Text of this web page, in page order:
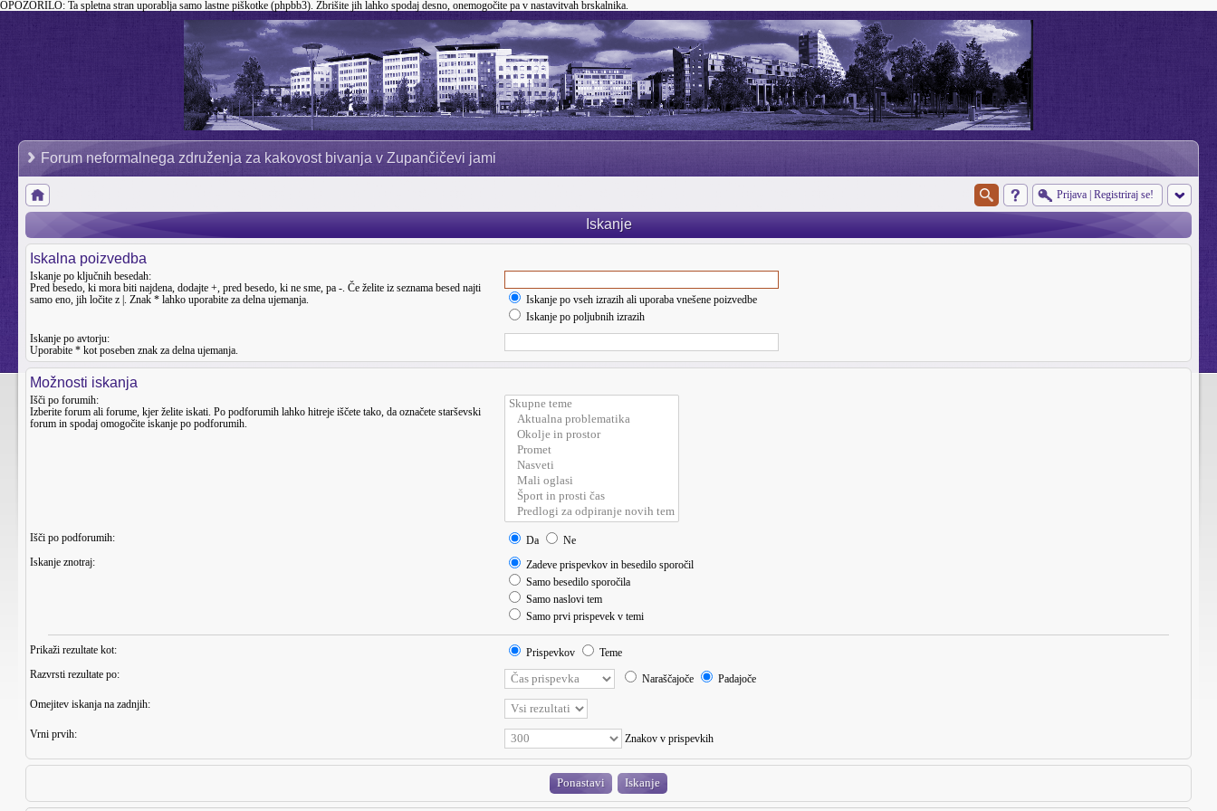
OPOZORILO: Ta spletna stran uporablja samo lastne piškotke (phpbb3). Zbrišite jih lahko spodaj desno, onemogočite pa v nastavitvah brskalnika.
Forum neformalnega združenja za kakovost bivanja v Zupančičevi jami
Prijava Registriraj se!
Iskanje
Iskalna poizvedba
Iskanje po ključnih besedah:
Pred besedo, ki mora biti najdena, dodajte +, pred besedo, ki ne sme, pa -. Če želite iz seznama besed najti
samo eno, jih ločite z . Znak * lahko uporabite za delna ujemanja.
Iskanje po vseh izrazih ali uporaba vnešene poizvedbe
Iskanje po poljubnih izrazih
Iskanje po avtorju:
Uporabite * kot poseben znak za delna ujemanja.
Možnosti iskanja
Išči po forumih:
Izberite forum ali forume, kjer želite iskati. Po podforumih lahko hitreje iščete tako, da označete starševski
forum in spodaj omogočite iskanje po podforumih.
Išči po podforumih: Da
Ne
Iskanje znotraj:
Zadeve prispevkov in besedilo sporočil
Samo besedilo sporočila
Samo naslovi tem
Samo prvi prispevek v temi
Prikaži rezultate kot: Prispevkov
Teme
Razvrsti rezultate po:
Naraščajoče
Padajoče
Omejitev iskanja na zadnjih:
Vrni prvih: Znakov v prispevkih